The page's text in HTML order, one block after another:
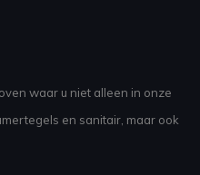
waar u niet alleen in onze
en sanitair, maar ook